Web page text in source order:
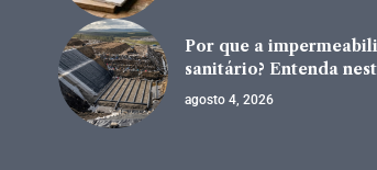
Por que a
sanitário? Entenda
agosto 4, 2026